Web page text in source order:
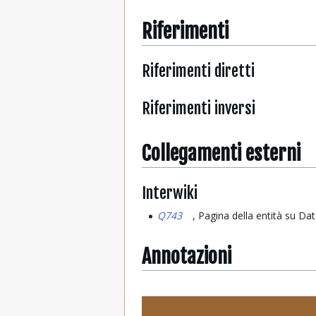
Riferimenti
Riferimenti diretti
Riferimenti inversi
Collegamenti esterni
Interwiki
Q743 , Pagina della entità su
Annotazioni